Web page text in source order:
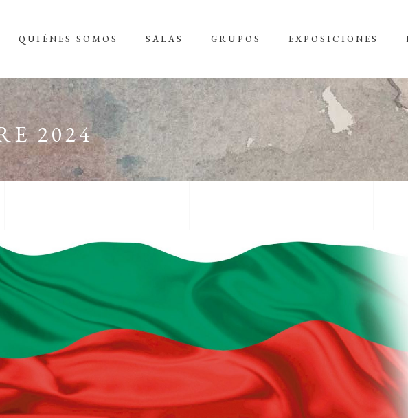
QUIÉNES SOMOS SALAS GRUPOS EXPOSICIONES
2024